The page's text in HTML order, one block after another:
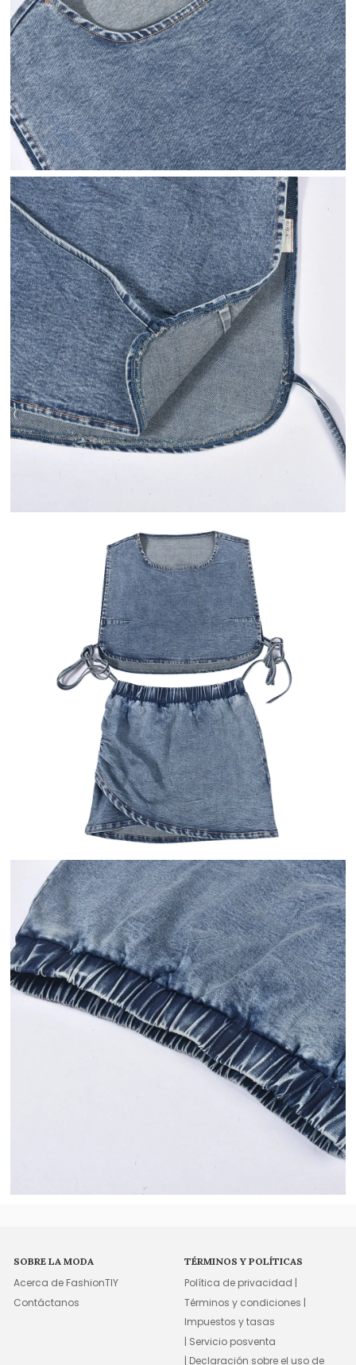
SOBRE LA MODA
Acerca de FashionTIY
Contáctanos
TÉRMINOS Y POLÍTICAS
Política de privacidad |
Términos y condiciones |
Impuestos y tasas
| Servicio posventa
| Declaración sobre el uso de